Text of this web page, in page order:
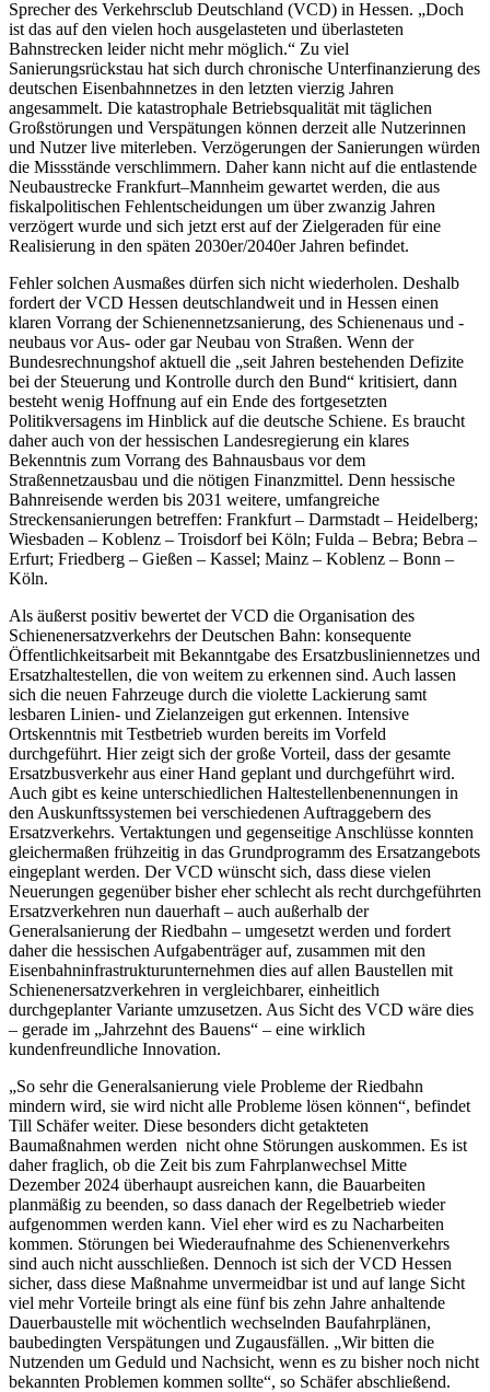
Sprecher des Verkehrsclub Deutschland (VCD) in Hessen. „Doch
ist das auf den vielen hoch ausgelasteten und überlasteten
Bahnstrecken leider nicht mehr möglich.“ Zu viel
Sanierungsrückstau hat sich durch chronische Unterfinanzierung des
deutschen Eisenbahnnetzes in den letzten vierzig Jahren
angesammelt. Die katastrophale Betriebsqualität mit täglichen
Großstörungen und Verspätungen können derzeit alle Nutzerinnen
und Nutzer live miterleben. Verzögerungen der Sanierungen würden
die Missstände verschlimmern. Daher kann nicht auf die entlastende
Neubaustrecke Frankfurt–Mannheim gewartet werden, die aus
fiskalpolitischen Fehlentscheidungen um über zwanzig Jahren
verzögert wurde und sich jetzt erst auf der Zielgeraden für eine
Realisierung in den späten 2030er/2040er Jahren befindet.
Fehler solchen Ausmaßes dürfen sich nicht wiederholen. Deshalb
fordert der VCD Hessen deutschlandweit und in Hessen einen
klaren Vorrang der Schienennetzsanierung, des Schienenaus und -
neubaus vor Aus- oder gar Neubau von Straßen. Wenn der
Bundesrechnungshof aktuell die „seit Jahren bestehenden Defizite
bei der Steuerung und Kontrolle durch den Bund“ kritisiert, dann
besteht wenig Hoffnung auf ein Ende des fortgesetzten
Politikversagens im Hinblick auf die deutsche Schiene. Es braucht
daher auch von der hessischen Landesregierung ein klares
Bekenntnis zum Vorrang des Bahnausbaus vor dem
Straßennetzausbau und die nötigen Finanzmittel. Denn hessische
Bahnreisende werden bis 2031 weitere, umfangreiche
Streckensanierungen betreffen: Frankfurt – Darmstadt – Heidelberg;
Wiesbaden – Koblenz – Troisdorf bei Köln; Fulda – Bebra; Bebra –
Erfurt; Friedberg – Gießen – Kassel; Mainz – Koblenz – Bonn –
Köln.
Als äußerst positiv bewertet der VCD die Organisation des
Schienenersatzverkehrs der Deutschen Bahn: konsequente
Öffentlichkeitsarbeit mit Bekanntgabe des Ersatzbusliniennetzes und
Ersatzhaltestellen, die von weitem zu erkennen sind. Auch lassen
sich die neuen Fahrzeuge durch die violette Lackierung samt
lesbaren Linien- und Zielanzeigen gut erkennen. Intensive
Ortskenntnis mit Testbetrieb wurden bereits im Vorfeld
durchgeführt. Hier zeigt sich der große Vorteil, dass der gesamte
Ersatzbusverkehr aus einer Hand geplant und durchgeführt wird.
Auch gibt es keine unterschiedlichen Haltestellenbenennungen in
den Auskunftssystemen bei verschiedenen Auftraggebern des
Ersatzverkehrs. Vertaktungen und gegenseitige Anschlüsse konnten
gleichermaßen frühzeitig in das Grundprogramm des Ersatzangebots
eingeplant werden. Der VCD wünscht sich, dass diese vielen
Neuerungen gegenüber bisher eher schlecht als recht durchgeführten
Ersatzverkehren nun dauerhaft – auch außerhalb der
Generalsanierung der Riedbahn – umgesetzt werden und fordert
daher die hessischen Aufgabenträger auf, zusammen mit den
Eisenbahninfrastrukturunternehmen dies auf allen Baustellen mit
Schienenersatzverkehren in vergleichbarer, einheitlich
durchgeplanter Variante umzusetzen. Aus Sicht des VCD wäre dies
– gerade im „Jahrzehnt des Bauens“ – eine wirklich
kundenfreundliche Innovation.
„So sehr die Generalsanierung viele Probleme der Riedbahn
mindern wird, sie wird nicht alle Probleme lösen können“, befindet
Till Schäfer weiter. Diese besonders dicht getakteten
Baumaßnahmen werden nicht ohne Störungen auskommen. Es ist
daher fraglich, ob die Zeit bis zum Fahrplanwechsel Mitte
Dezember 2024 überhaupt ausreichen kann, die Bauarbeiten
planmäßig zu beenden, so dass danach der Regelbetrieb wieder
aufgenommen werden kann. Viel eher wird es zu Nacharbeiten
kommen. Störungen bei Wiederaufnahme des Schienenverkehrs
sind auch nicht ausschließen. Dennoch ist sich der VCD Hessen
sicher, dass diese Maßnahme unvermeidbar ist und auf lange Sicht
viel mehr Vorteile bringt als eine fünf bis zehn Jahre anhaltende
Dauerbaustelle mit wöchentlich wechselnden Baufahrplänen,
baubedingten Verspätungen und Zugausfällen. „Wir bitten die
Nutzenden um Geduld und Nachsicht, wenn es zu bisher noch nicht
bekannten Problemen kommen sollte“, so Schäfer abschließend.